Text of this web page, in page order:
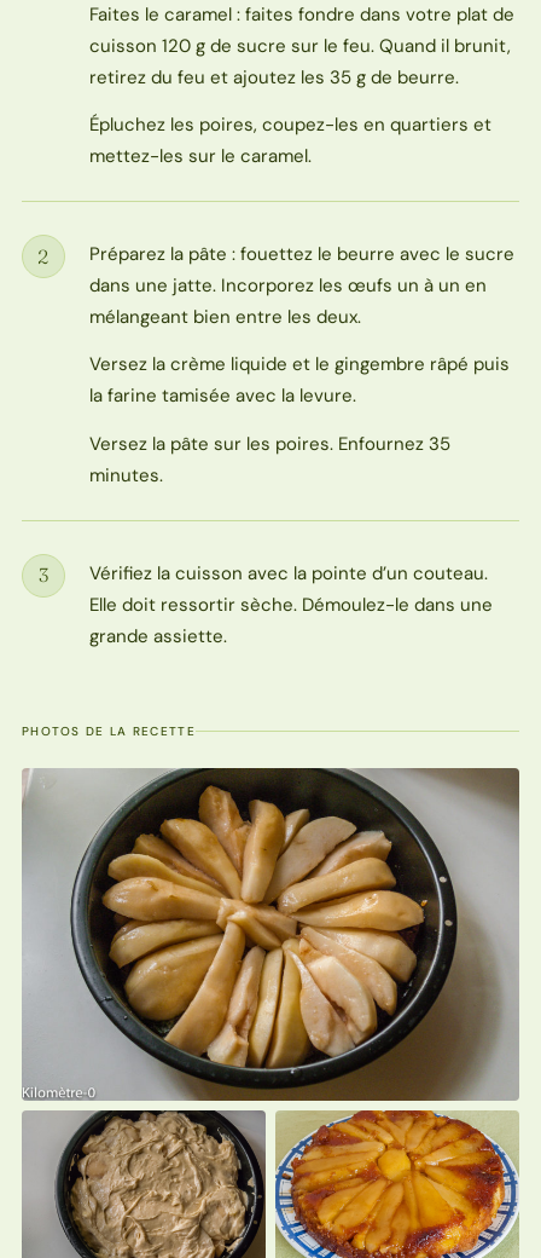
Faites le caramel : faites fondre dans votre plat de
cuisson 120 g de sucre sur le feu. Quand il brunit,
retirez du feu et ajoutez les 35 g de beurre.
Épluchez les poires, coupez-les en quartiers et
mettez-les sur le caramel.
Étape
2
Préparez la pâte : fouettez le beurre avec le sucre
dans une jatte. Incorporez les œufs un à un en
mélangeant bien entre les deux.
Versez la crème liquide et le gingembre râpé puis
la farine tamisée avec la levure.
Versez la pâte sur les poires. Enfournez 35
minutes.
Étape
3
Vérifiez la cuisson avec la pointe d’un couteau.
Elle doit ressortir sèche. Démoulez-le dans une
grande assiette.
PHOTOS DE LA RECETTE